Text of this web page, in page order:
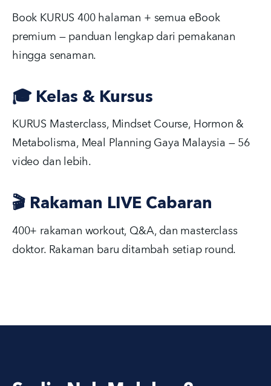
Book KURUS 400 halaman + semua eBook
premium — panduan lengkap dari pemakanan
hingga senaman.
🎓 Kelas & Kursus
KURUS Masterclass, Mindset Course, Hormon &
Metabolisma, Meal Planning Gaya Malaysia — 56
video dan lebih.
🎬 Rakaman LIVE Cabaran
400+ rakaman workout, Q&A, dan masterclass
doktor. Rakaman baru ditambah setiap round.